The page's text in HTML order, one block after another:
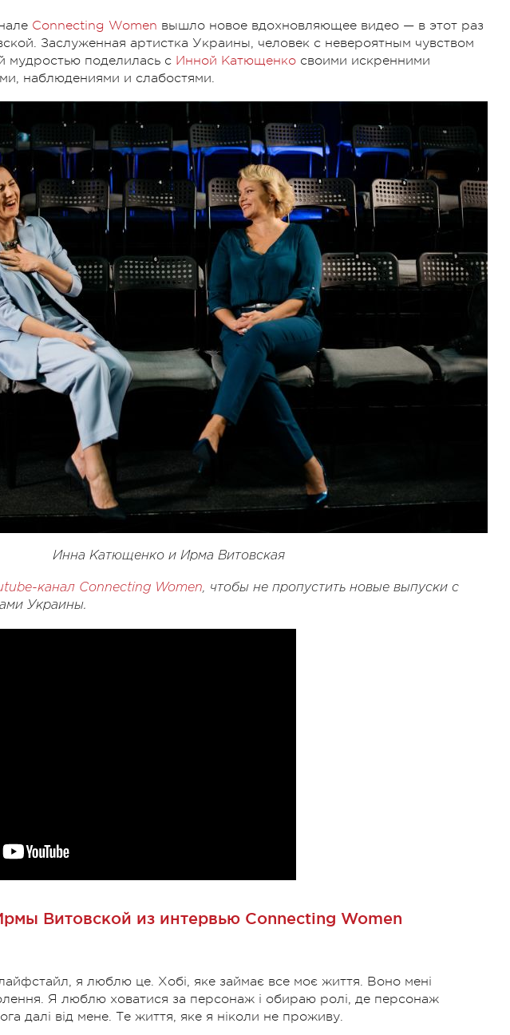
Connecting Women вышло новое вдохновляющее видео — в этот раз
Заслуженная артистка Украины, человек с невероятным чувством
мудростью поделилась с Инной Катющенко своими искренними
наблюдениями и слабостями.
Инна Катющенко и Ирма Витовская
канал Connecting Women , чтобы не пропустить новые выпуски с
Украины.
Витовской из интервью Connecting Women
я люблю це. Хобі, яке займає все моє життя. Воно мені
Я люблю ховатися за персонаж і обираю ролі, де персонаж
далі від мене. Те життя, яке я ніколи не проживу.